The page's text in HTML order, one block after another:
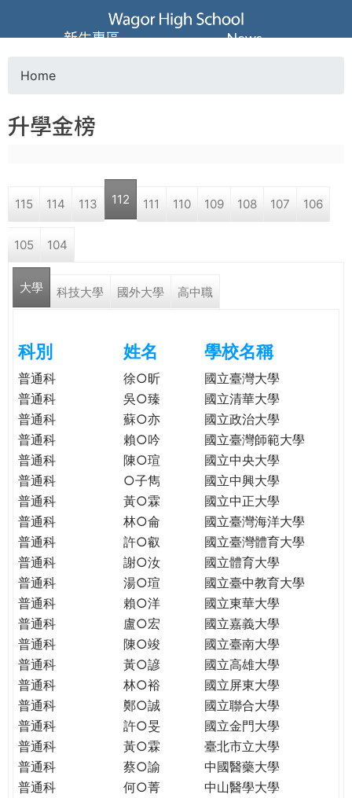
Jump to navigation
葳
格
高
學
格。
民。
WAGOR
TODAY
THE
WORLD
TOMORROW
PUTTING
YOU
o
a
r
e
e
r
e
Home
升學金榜
115 114 113 112 111 110 109 108 107 106
105 104
大學 科技大學 國外大學 高中職
科別 姓名 學校名稱
普通科 徐○昕
國立臺灣大學
普通科
吳○臻
國立清華大學
普通科
蘇○亦
國立政治大學
普通科
賴○吟
國立臺灣師範大學
普通科
陳○瑄
國立中央大學
普通科
○子雋
國立中興大學
普通科
黃○霖
國立中正大學
普通科
林○侖
國立臺灣海洋大學
普通科
許○叡
國立臺灣體育大學
普通科
謝○汝
國立體育大學
普通科
湯○瑄
國立臺中教育大學
普通科
賴○洋
國立東華大學
普通科
盧○宏
國立嘉義大學
普通科
陳○竣
國立臺南大學
普通科
黃○諺
國立高雄大學
普通科
林○裕
國立屏東大學
普通科
鄭○誠
國立聯合大學
普通科
許○旻
國立金門大學
普通科
黃○霖
臺北市立大學
普通科
蔡○諭
中國醫藥大學
普通科
何○菁
中山醫學大學
新生專區 News